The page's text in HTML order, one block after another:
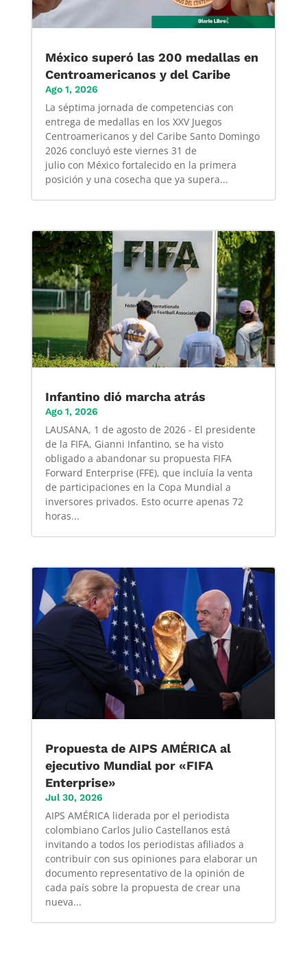
México superó las 200 medallas en
Centroamericanos y del Caribe
Ago 1, 2026
La séptima jornada de competencias con
entrega de medallas en los XXV Juegos
Centroamericanos y del Caribe Santo Domingo
2026 concluyó este viernes 31 de
julio con México fortalecido en la primera
posición y una cosecha que ya supera...
Infantino dió marcha atrás
Ago 1, 2026
LAUSANA, 1 de agosto de 2026 - El presidente
de la FIFA, Gianni Infantino, se ha visto
obligado a abandonar su propuesta FIFA
Forward Enterprise (FFE), que incluía la venta
de participaciones en la Copa Mundial a
inversores privados. Esto ocurre apenas 72
horas...
Propuesta de AIPS AMÉRICA al
ejecutivo Mundial por «FIFA
Enterprise»
Jul 30, 2026
AIPS AMÉRICA liderada por el periodista
colombiano Carlos Julio Castellanos está
invitando a todos los periodistas afiliados a
contribuir con sus opiniones para elaborar un
documento representativo de la opinión de
cada país sobre la propuesta de crear una
nueva...